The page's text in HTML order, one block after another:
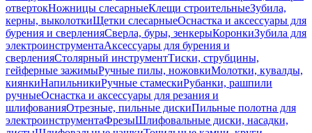
отвертокНожницы слесарныеКлещи строительныеЗубила,
керны, выколоткиЩетки слесарныеОснастка и аксессуары для
бурения и сверленияСверла, буры, зенкерыКоронкиЗубила для
электроинструментаАксессуары для бурения и
сверленияСтолярный инструментТиски, струбцины,
гейферные зажимыРучные пилы, ножовкиМолотки, кувалды,
киянкиНапильникиРучные стамескиРубанки, рашпили
ручныеОснастка и аксессуары для резания и
шлифованияОтрезные, пильные дискиПильные полотна для
электроинструментаФрезыШлифовальные диски, насадки,